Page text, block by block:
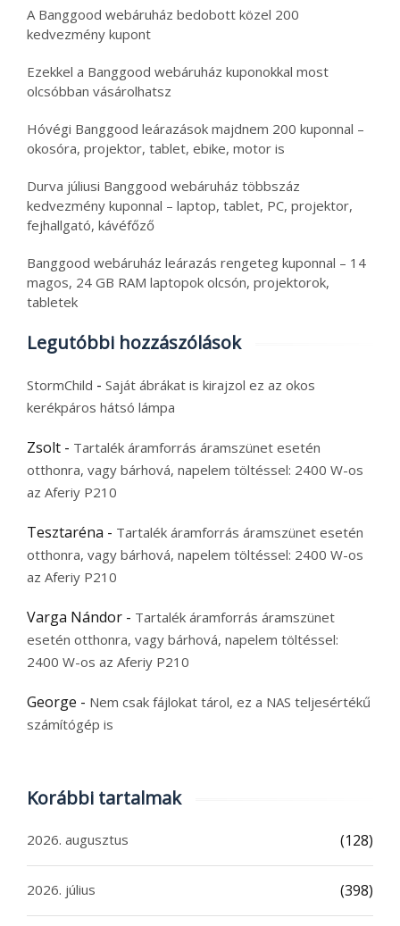
A Banggood webáruház bedobott közel 200
kedvezmény kupont
Ezekkel a Banggood webáruház kuponokkal most
olcsóbban vásárolhatsz
Hóvégi Banggood leárazások majdnem 200 kuponnal –
okosóra, projektor, tablet, ebike, motor is
Durva júliusi Banggood webáruház többszáz
kedvezmény kuponnal – laptop, tablet, PC, projektor,
fejhallgató, kávéfőző
Banggood webáruház leárazás rengeteg kuponnal – 14
magos, 24 GB RAM laptopok olcsón, projektorok,
tabletek
Legutóbbi hozzászólások
StormChild - Saját ábrákat is kirajzol ez az okos
kerékpáros hátsó lámpa
Zsolt - Tartalék áramforrás áramszünet esetén
otthonra, vagy bárhová, napelem töltéssel: 2400 W-os
az Aferiy P210
Tesztaréna - Tartalék áramforrás áramszünet esetén
otthonra, vagy bárhová, napelem töltéssel: 2400 W-os
az Aferiy P210
Varga Nándor - Tartalék áramforrás áramszünet
esetén otthonra, vagy bárhová, napelem töltéssel:
2400 W-os az Aferiy P210
George - Nem csak fájlokat tárol, ez a NAS teljesértékű
számítógép is
Korábbi tartalmak
2026. augusztus (128)
2026. július (398)